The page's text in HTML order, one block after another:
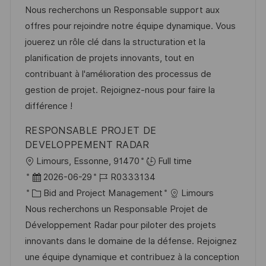
t
u
m
d
e
r
V
r
f
b
-
I
D
a
t
e
g
o
r
i
Nous recherchons un Responsable support aux
offres pour rejoindre notre équipe dynamique. Vous
jouerez un rôle clé dans la structuration et la
planification de projets innovants, tout en
contribuant à l'amélioration des processus de
gestion de projet. Rejoignez-nous pour faire la
différence !
RESPONSABLE PROJET DE
DEVELOPPEMENT RADAR
O
r
t
Limours, Essonne, 91470
Full time
D
a
t
u
m
d
2026-06-29
J
o
b
-
I
D
R0333134
K
a
t
e
g
Bid and Project Management
Limours
Nous recherchons un Responsable Projet de
Développement Radar pour piloter des projets
innovants dans le domaine de la défense. Rejoignez
une équipe dynamique et contribuez à la conception